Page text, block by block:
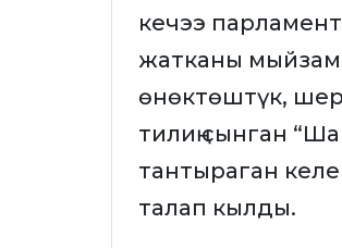
кечээ
жатканы
өнөктөштүк,
тилиң сынган
тантыраган
талап кылды.